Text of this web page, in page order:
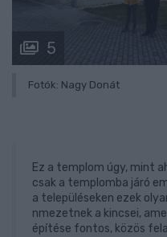
5
Fotók: Nagy Donát
Ez a templom úgy, mint
csak a templomba járó
a településeken ezek
nmezetnek a kincsei,
építése fontos, közös